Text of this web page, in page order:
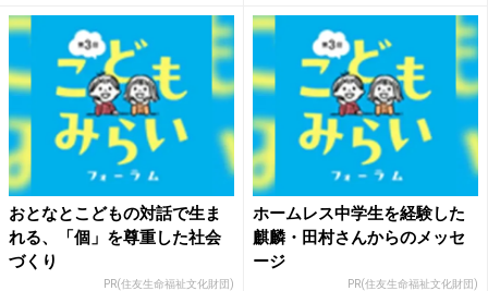
おとなとこどもの対話で生ま
れる、「個」を尊重した社会
づくり
PR(住友生命福祉文化財団)
ホームレス中学生を経験した
麒麟・田村さんからのメッセ
ージ
PR(住友生命福祉文化財団)